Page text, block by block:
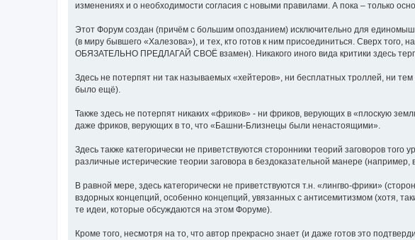
изменениях и о необходимости согласия с новыми правилами. А пока – только
Этот Форум создан (причём с большим опозданием) исключительно для
(в миру бывшего «Халезова»), и тех, кто готов к ним присоединиться. Сверх того,
ОБЯЗАТЕЛЬНО ПРЕДЛАГАЙ СВОЁ взамен). Никакого иного вида критики здесь
Здесь не потерпят ни так называемых «хейтеров», ни бесплатных троллей, ни
было ещё).
Также здесь не потерпят никаких «фриков» - ни фриков, верующих в «плоскую
даже фриков, верующих в то, что «Башни-Близнецы были ненастоящими».
Здесь также категорически не приветствуются сторонники теорий заговоров
различные истерические теории заговора в бездоказательной манере
В равной мере, здесь категорически не приветствуются т.н. «лингво-фрики»
вздорных концепций, особенно концепций, увязанных с антисемитизмом (хотя,
те идеи, которые обсуждаются на этом Форуме).
Кроме того, несмотря на то, что автор прекрасно знает (и даже готов это